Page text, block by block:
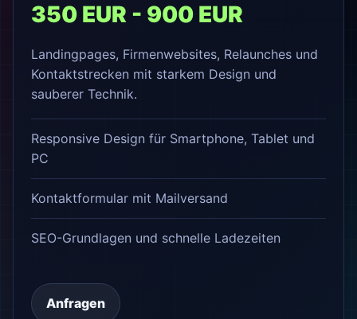
350 EUR - 900 EUR
Landingpages, Firmenwebsites, Relaunches und
Kontaktstrecken mit starkem Design und
sauberer Technik.
Responsive Design für Smartphone, Tablet und
PC
Kontaktformular mit Mailversand
SEO-Grundlagen und schnelle Ladezeiten
Anfragen